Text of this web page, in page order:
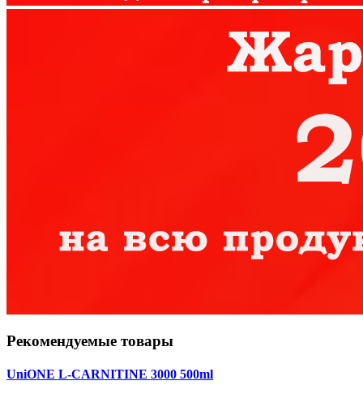
Рекомендуемые товары
UniONE L-CARNITINE 3000 500ml